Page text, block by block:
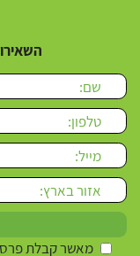
leave this field empty.
מאשר קבלת